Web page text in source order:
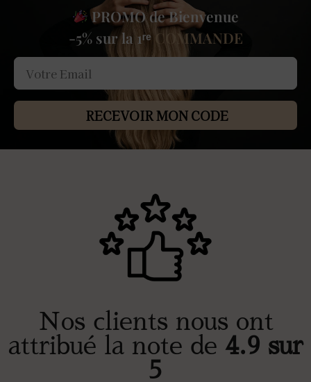
PROMO de Bienvenue
-5% sur la 1ʳᵉ COMMANDE
RECEVOIR MON CODE
Nos clients nous ont
attribué la note de 4.9 sur
5